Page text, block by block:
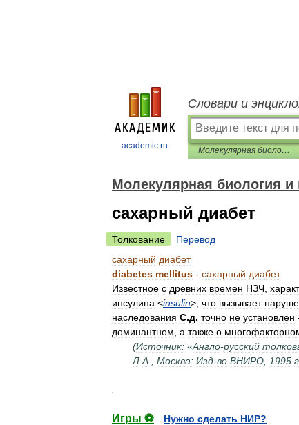
academic.ru
Словари и
Молекулярная биология и генетика. Толковый словарь.
Молекулярная биология и
сахарный диабет
Толкование
Перевод
сахарный диабет
diabetes mellitus - сахарный диабет.
Известное с древних времен НЗЧ
инсулина <insulin>, что вызывает
наследования С.д. точно не установлен
доминантном а также о
(Источник: «Англо-русский
Л А Москва: Изд-во ВНИРО 1995 г
Игры ⚽
Нужно сделать НИР?